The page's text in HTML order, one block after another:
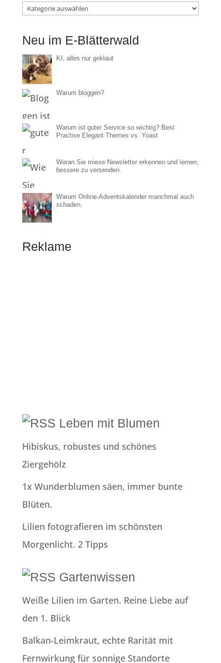
Im
Blätterwald
Neu im E-Blätterwald
KI, alles nur geklaut
Warum bloggen?
Warum ist guter Service so wichtig? Best
Practise Elegant Themes vs. Yoast
Woran Sie miese Newsletter erkennen und lernen,
bessere zu versenden.
Warum Online-Adventskalender manchmal auch
schaden.
Reklame
Leben mit Blumen
Hibiskus, robustes und schönes
Ziergehölz
1x Wunderblumen säen, immer bunte
Blüten.
Lilien fotografieren im schönsten
Morgenlicht. 2 Tipps
Gartenwissen
Weiße Lilien im Garten. Reine Liebe auf
den 1. Blick
Balkan-Leimkraut, echte Rarität mit
Fernwirkung für sonnige Standorte